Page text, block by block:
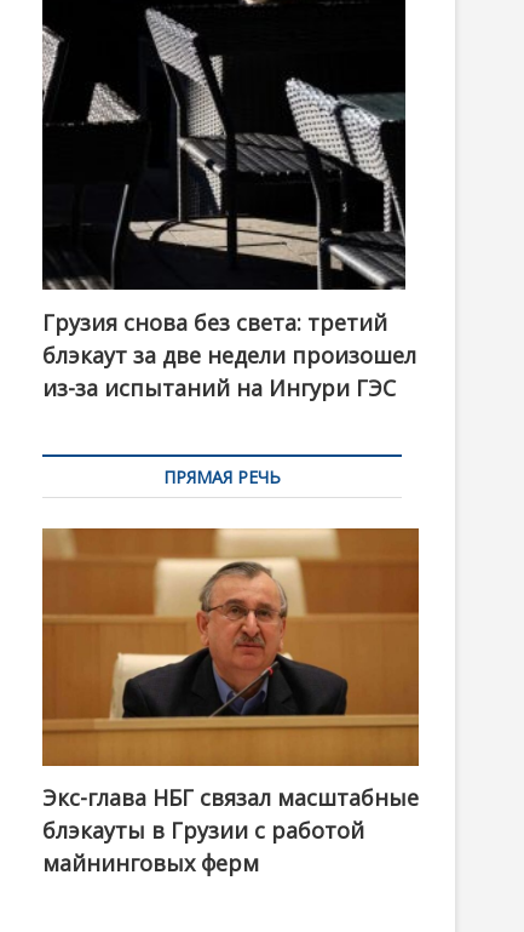
Грузия снова без света: третий
блэкаут за две недели произошел
из-за испытаний на Ингури ГЭС
ПРЯМАЯ РЕЧЬ
Экс-глава НБГ связал масштабные
блэкауты в Грузии с работой
майнинговых ферм